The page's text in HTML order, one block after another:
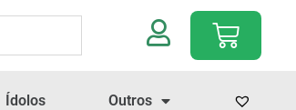
Ídolos Outros